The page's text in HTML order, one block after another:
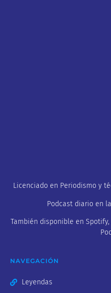
Licenciado en Periodismo y
Podcast diario en
También disponible en
NAVEGACIÓN
Leyendas